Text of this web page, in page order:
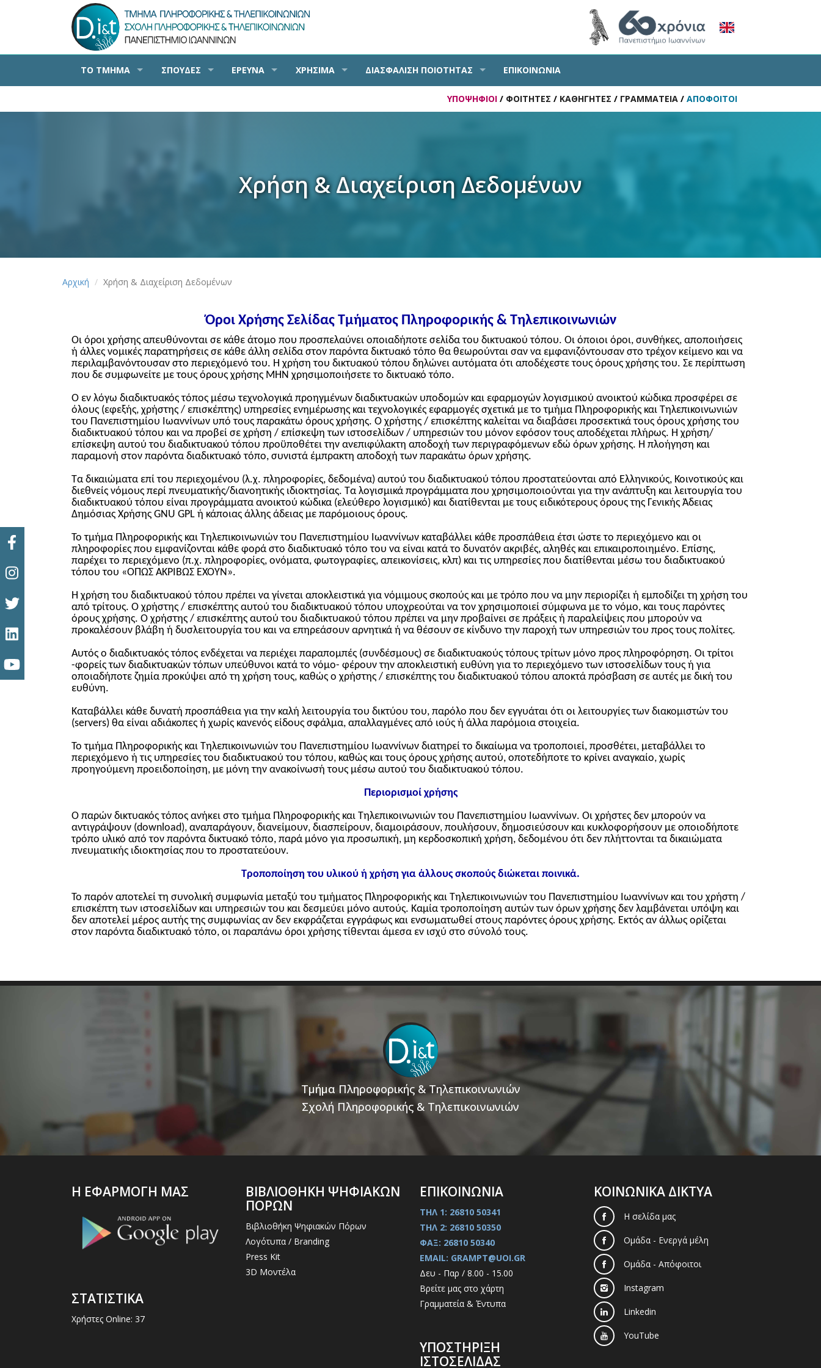
ΤΟ ΤΜΗΜΑ ΣΠΟΥΔΕΣ ΕΡΕΥΝΑ ΧΡΗΣΙΜΑ ΔΙΑΣΦΑΛΙΣΗ ΠΟΙΟΤΗΤΑΣ ΕΠΙΚΟΙΝΩΝΙΑ
ΥΠΟΨΗΦΙΟΙ / ΦΟΙΤΗΤΕΣ / ΚΑΘΗΓΗΤΕΣ / ΓΡΑΜΜΑΤΕΙΑ / ΑΠΟΦΟΙΤΟΙ
Χρήση & Διαχείριση Δεδομένων
Αρχική Χρήση & Διαχείριση Δεδομένων
Όροι Χρήσης Σελίδας Τμήματος Πληροφορικής & Τηλεπικοινωνιών
Οι όροι χρήσης απευθύνονται σε κάθε άτομο που προσπελαύνει οποιαδήποτε σελίδα του δικτυακού τόπου. Οι όποιοι όροι, συνθήκες, αποποιήσεις
ή άλλες νομικές παρατηρήσεις σε κάθε άλλη σελίδα στον παρόντα δικτυακό τόπο θα θεωρούνται σαν να εμφανιζόντουσαν στο τρέχον κείμενο και να
περιλαμβανόντουσαν στο περιεχόμενό του. Η χρήση του δικτυακού τόπου δηλώνει αυτόματα ότι αποδέχεστε τους όρους χρήσης του. Σε περίπτωση
που δε συμφωνείτε με τους όρους χρήσης ΜΗΝ χρησιμοποιήσετε το δικτυακό τόπο.
Ο εν λόγω διαδικτυακός τόπος μέσω τεχνολογικά προηγμένων διαδικτυακών υποδομών και εφαρμογών λογισμικού ανοικτού κώδικα προσφέρει σε
όλους (εφεξής, χρήστης / επισκέπτης) υπηρεσίες ενημέρωσης και τεχνολογικές εφαρμογές σχετικά με τo τμήμα Πληροφορικής και Τηλεπικοινωνιών
του Πανεπιστημίου Ιωαννίνων υπό τους παρακάτω όρους χρήσης. Ο χρήστης / επισκέπτης καλείται να διαβάσει προσεκτικά τους όρους χρήσης του
διαδικτυακού τόπου και να προβεί σε χρήση / επίσκεψη των ιστοσελίδων / υπηρεσιών του μόνον εφόσον τους αποδέχεται πλήρως. Η χρήση/
επίσκεψη αυτού του διαδικτυακού τόπου προϋποθέτει την ανεπιφύλακτη αποδοχή των περιγραφόμενων εδώ όρων χρήσης. Η πλοήγηση και
παραμονή στον παρόντα διαδικτυακό τόπο, συνιστά έμπρακτη αποδοχή των παρακάτω όρων χρήσης.
Τα δικαιώματα επί του περιεχομένου (λ.χ. πληροφορίες, δεδομένα) αυτού του διαδικτυακού τόπου προστατεύονται από Ελληνικούς, Κοινοτικούς και
διεθνείς νόμους περί πνευματικής/διανοητικής ιδιοκτησίας. Τα λογισμικά προγράμματα που χρησιμοποιούνται για την ανάπτυξη και λειτουργία του
διαδικτυακού τόπου είναι προγράμματα ανοικτού κώδικα (ελεύθερο λογισμικό) και διατίθενται με τους ειδικότερους όρους της Γενικής Άδειας
Δημόσιας Χρήσης GNU GPL ή κάποιας άλλης άδειας με παρόμοιους όρους.
Το τμήμα Πληροφορικής και Τηλεπικοινωνιών του Πανεπιστημίου Ιωαννίνων καταβάλλει κάθε προσπάθεια έτσι ώστε το περιεχόμενο και οι
πληροφορίες που εμφανίζονται κάθε φορά στο διαδικτυακό τόπο του να είναι κατά το δυνατόν ακριβές, αληθές και επικαιροποιημένο. Επίσης,
παρέχει το περιεχόμενο (π.χ. πληροφορίες, ονόματα, φωτογραφίες, απεικονίσεις, κλπ) και τις υπηρεσίες που διατίθενται μέσω του διαδικτυακού
τόπου του «ΟΠΩΣ ΑΚΡΙΒΩΣ ΕΧΟΥΝ».
Η χρήση του διαδικτυακού τόπου πρέπει να γίνεται αποκλειστικά για νόμιμους σκοπούς και με τρόπο που να μην περιορίζει ή εμποδίζει τη χρήση του
από τρίτους. Ο χρήστης / επισκέπτης αυτού του διαδικτυακού τόπου υποχρεούται να τον χρησιμοποιεί σύμφωνα με το νόμο, και τους παρόντες
όρους χρήσης. Ο χρήστης / επισκέπτης αυτού του διαδικτυακού τόπου πρέπει να μην προβαίνει σε πράξεις ή παραλείψεις που μπορούν να
προκαλέσουν βλάβη ή δυσλειτουργία του και να επηρεάσουν αρνητικά ή να θέσουν σε κίνδυνο την παροχή των υπηρεσιών του προς τους πολίτες.
Αυτός ο διαδικτυακός τόπος ενδέχεται να περιέχει παραπομπές (συνδέσμους) σε διαδικτυακούς τόπους τρίτων μόνο προς πληροφόρηση. Οι τρίτοι
-φορείς των διαδικτυακών τόπων υπεύθυνοι κατά το νόμο- φέρουν την αποκλειστική ευθύνη για το περιεχόμενο των ιστοσελίδων τους ή για
οποιαδήποτε ζημία προκύψει από τη χρήση τους, καθώς ο χρήστης / επισκέπτης του διαδικτυακού τόπου αποκτά πρόσβαση σε αυτές με δική του
ευθύνη.
Καταβάλλει κάθε δυνατή προσπάθεια για την καλή λειτουργία του δικτύου του, παρόλο που δεν εγγυάται ότι οι λειτουργίες των διακομιστών του
(servers) θα είναι αδιάκοπες ή χωρίς κανενός είδους σφάλμα, απαλλαγμένες από ιούς ή άλλα παρόμοια στοιχεία.
Το τμήμα Πληροφορικής και Τηλεπικοινωνιών του Πανεπιστημίου Ιωαννίνων διατηρεί το δικαίωμα να τροποποιεί, προσθέτει, μεταβάλλει το
περιεχόμενο ή τις υπηρεσίες του διαδικτυακού του τόπου, καθώς και τους όρους χρήσης αυτού, οποτεδήποτε το κρίνει αναγκαίο, χωρίς
προηγούμενη προειδοποίηση, με μόνη την ανακοίνωσή τους μέσω αυτού του διαδικτυακού τόπου.
Περιορισμοί χρήσης
Ο παρών δικτυακός τόπος ανήκει στο τμήμα Πληροφορικής και Τηλεπικοινωνιών του Πανεπιστημίου Ιωαννίνων. Οι χρήστες δεν μπορούν να
αντιγράψουν (download), αναπαράγουν, διανείμουν, διασπείρουν, διαμοιράσουν, πουλήσουν, δημοσιεύσουν και κυκλοφορήσουν με οποιοδήποτε
τρόπο υλικό από τον παρόντα δικτυακό τόπο, παρά μόνο για προσωπική, μη κερδοσκοπική χρήση, δεδομένου ότι δεν πλήττονται τα δικαιώματα
πνευματικής ιδιοκτησίας που το προστατεύουν.
Τροποποίηση του υλικού ή χρήση για άλλους σκοπούς διώκεται ποινικά.
Το παρόν αποτελεί τη συνολική συμφωνία μεταξύ του τμήματος Πληροφορικής και Τηλεπικοινωνιών του Πανεπιστημίου Ιωαννίνων και του χρήστη /
επισκέπτη των ιστοσελίδων και υπηρεσιών του και δεσμεύει μόνο αυτούς. Καμία τροποποίηση αυτών των όρων χρήσης δεν λαμβάνεται υπόψη και
δεν αποτελεί μέρος αυτής της συμφωνίας αν δεν εκφράζεται εγγράφως και ενσωματωθεί στους παρόντες όρους χρήσης. Εκτός αν άλλως ορίζεται
στον παρόντα διαδικτυακό τόπο, οι παραπάνω όροι χρήσης τίθενται άμεσα εν ισχύ στο σύνολό τους.
Τμήμα Πληροφορικής & Τηλεπικοινωνιών
Σχολή Πληροφορικής & Τηλεπικοινωνιών
Η ΕΦΑΡΜΟΓΗ ΜΑΣ
ΣΤΑΤΙΣΤΙΚΑ
Χρήστες Online: 37
ΒΙΒΛΙΟΘΗΚΗ ΨΗΦΙΑΚΩΝ
ΠΟΡΩΝ
Βιβλιοθήκη Ψηφιακών Πόρων
Λογότυπα / Branding
Press Kit
3D Μοντέλα
ΕΠΙΚΟΙΝΩΝΙΑ
ΤΗΛ 1: 26810 50341
ΤΗΛ 2: 26810 50350
ΦΑΞ: 26810 50340
EMAIL: GRAMPT@UOI.GR
Δευ - Παρ / 8.00 - 15.00
Βρείτε μας στο χάρτη
Γραμματεία & Έντυπα
ΥΠΟΣΤΗΡΙΞΗ
ΙΣΤΟΣΕΛΙΔΑΣ
ΚΟΙΝΩΝΙΚΑ ΔΙΚΤΥΑ
Η σελίδα μας
Ομάδα - Ενεργά μέλη
Ομάδα - Απόφοιτοι
Instagram
Linkedin
YouTube